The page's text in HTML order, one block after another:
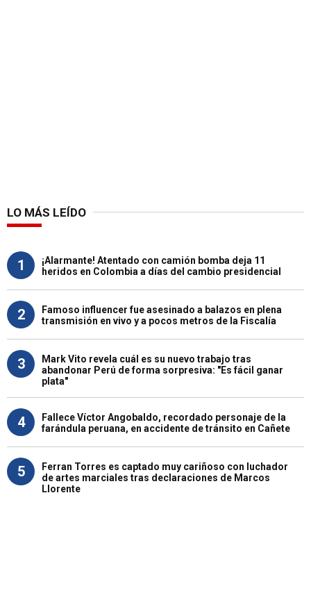
LO MÁS LEÍDO
1
¡Alarmante! Atentado con camión bomba deja 11
heridos en Colombia a días del cambio presidencial
2
Famoso influencer fue asesinado a balazos en plena
transmisión en vivo y a pocos metros de la Fiscalía
3
Mark Vito revela cuál es su nuevo trabajo tras
abandonar Perú de forma sorpresiva: "Es fácil ganar
plata"
4
Fallece Víctor Angobaldo, recordado personaje de la
farándula peruana, en accidente de tránsito en Cañete
5
Ferran Torres es captado muy cariñoso con luchador
de artes marciales tras declaraciones de Marcos
Llorente